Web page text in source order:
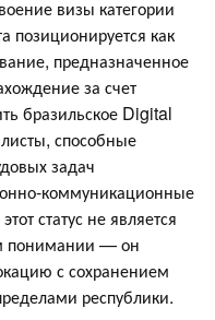
визы категории
как
предназначенное
за счет
бразильское Digital
способные
задач
коммуникационные
статус не является
понимании — он
с сохранением
республики.